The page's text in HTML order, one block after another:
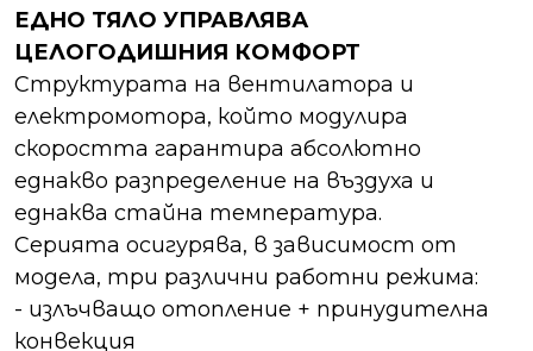
ЕДНО ТЯЛО УПРАВЛЯВА
ЦЕЛОГОДИШНИЯ КОМФОРТ
Структурата на вентилатора и
електромотора, който модулира
скоростта гарантира абсолютно
еднакво разпределение на въздуха и
еднаква стайна температура.
Серията осигурява, в зависимост от
модела, три различни работни режима:
- излъчващо отопление + принудителна
конвекция